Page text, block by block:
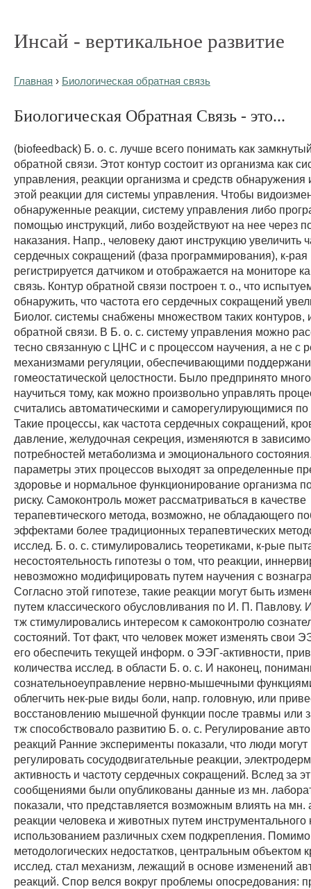
Инсай - вертикальное развитие
Главная › Биологическая обратная связь
Биологическая Обратная Связь - это...
(biofeedback) Б. о. с. лучше всего понимать как
обратной связи. Этот контур состоит из организма как
управления, реакции организма и средств обнаружения
этой реакции для системы управления. Чтобы
обнаруженные реакции, систему управления либо
помощью инструкций, либо воздействуют на нее через
наказания. Напр., человеку дают инструкцию увеличить
сердечных сокращений (фаза программирования), к-рая
регистрируется датчиком и отображается на мониторе
связь. Контур обратной связи построен т. о., что
обнаружить, что частота его сердечных сокращений
Биолог. системы снабжены множеством таких контуров,
обратной связи. В Б. о. с. систему управления можно
тесно связанную с ЦНС и с процессом научения, а не с
механизмами регуляции, обеспечивающими
гомеостатической целостности. Было предпринято
научиться тому, как можно произвольно управлять
считались автоматическими и саморегулирующимися
Такие процессы, как частота сердечных сокращений,
давление, желудочная секреция, изменяются в
потребностей метаболизма и эмоционального
параметры этих процессов выходят за определенные
здоровье и нормальное функционирование организма
риску. Самоконтроль может рассматриваться в качестве
терапевтического метода, возможно, не обладающего
эффектами более традиционных терапевтических
исслед. Б. о. с. стимулировались теоретиками, к-рые
несостоятельность гипотезы о том, что реакции,
невозможно модифицировать путем научения с
Согласно этой гипотезе, такие реакции могут быть
путем классического обусловливания по И. П. Павлову.
тж стимулировались интересом к самоконтролю
состояний. Тот факт, что человек может изменять свои
его обеспечить текущей информ. о ЭЭГ-активности,
количества исслед. в области Б. о. с. И наконец,
сознательноеуправление нервно-мышечными
облегчить нек-рые виды боли, напр. головную, или
восстановлению мышечной функции после травмы или
тж способствовало развитию Б. о. с. Регулирование
реакций Ранние эксперименты показали, что люди
регулировать сосудодвигательные реакции,
активность и частоту сердечных сокращений. Вслед за
сообщениями были опубликованы данные из мн.
показали, что представляется возможным влиять на
реакции человека и животных путем инструментального
использованием различных схем подкрепления.
методологических недостатков, центральным объектом
исслед. стал механизм, лежащий в основе изменений
реакций. Спор велся вокруг проблемы опосредования: